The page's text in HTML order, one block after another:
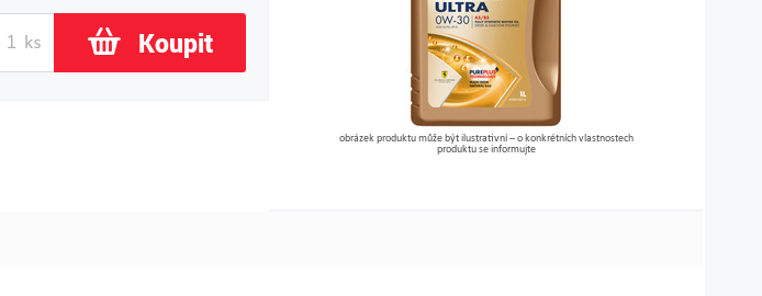
Koupit
obrázek produktu může být ilustrativní – o konkrétních vlastnostech
produktu se informujte